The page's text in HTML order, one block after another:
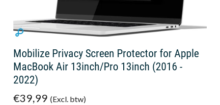
Mobilize Privacy Screen Protector for Apple
MacBook Air 13inch/Pro 13inch (2016 -
2022)
€39,99 (Excl. btw)